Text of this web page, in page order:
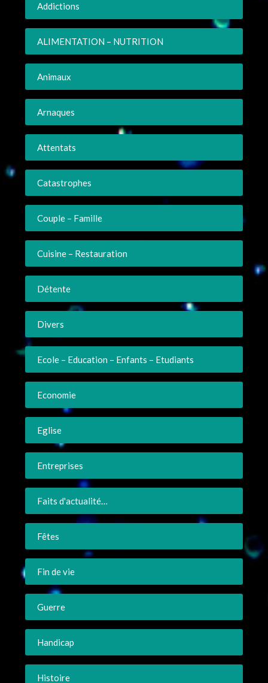
Addictions
ALIMENTATION – NUTRITION
Animaux
Arnaques
Attentats
Catastrophes
Couple – Famille
Cuisine – Restauration
Détente
Divers
Ecole – Education – Enfants – Etudiants
Economie
Eglise
Entreprises
Faits d'actualité…
Fêtes
Fin de vie
Guerre
Handicap
Histoire